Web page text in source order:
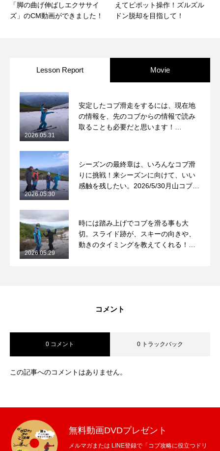
「脚の曲げ伸ばしエクササイ
ズ」のCM動画ができました！
えてピポット操作！ズルズル
ドン脱却を目指して！
Lesson Report Movie
安定したコブ滑走をするには、現在地
の情報を、先のコブからの情報で読み
取ることも必要だと思います！
2026.05.31
シーズンの最終章は、いろんなコブ滑
りに挑戦！来シーズンに向けて、いい
感触を残したい。2026/5/30月山コブレ
2026.05.30
時には踏み上げでコブを滑る事も大
切。スライド跡が、スキーの向きや、
動きのタイミングを教えてくれる！
2026.05.29
コメント
0 コメント 0 トラックバック
この記事へのコメントはありません。
無料動画DVDプレゼント
メルマガまたは LINE登録で「コブ攻略に役立つドリ